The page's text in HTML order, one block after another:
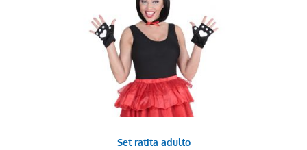
Set ratita adulto